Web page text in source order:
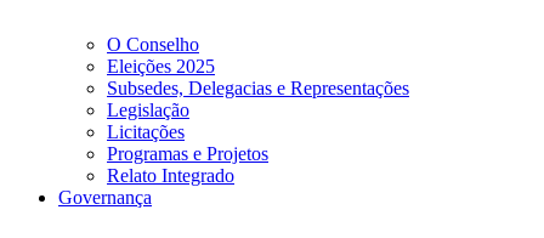
O Conselho
Eleições 2025
Subsedes, Delegacias e Representações
Legislação
Licitações
Programas e Projetos
Relato Integrado
Governança